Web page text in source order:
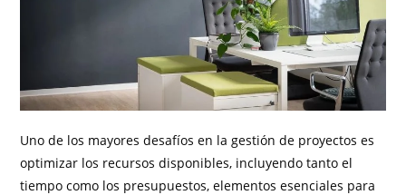
Uno de los mayores desafíos en la gestión de proyectos es
optimizar los recursos disponibles, incluyendo tanto el
tiempo como los presupuestos, elementos esenciales para